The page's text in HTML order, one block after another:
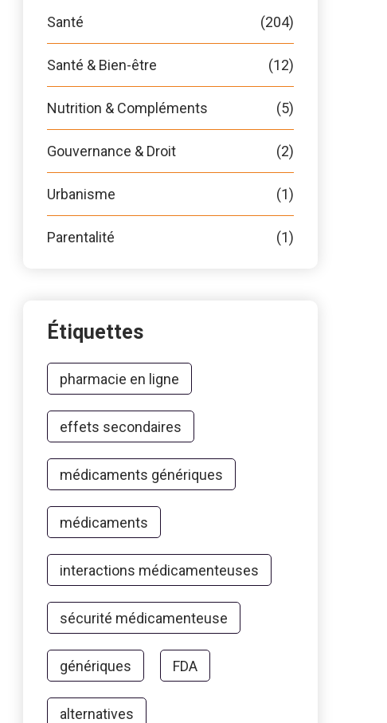
Santé (204)
Santé & Bien-être (12)
Nutrition & Compléments (5)
Gouvernance & Droit (2)
Urbanisme (1)
Parentalité (1)
Étiquettes
pharmacie en ligne
effets secondaires
médicaments génériques
médicaments
interactions médicamenteuses
sécurité médicamenteuse
génériques FDA
alternatives